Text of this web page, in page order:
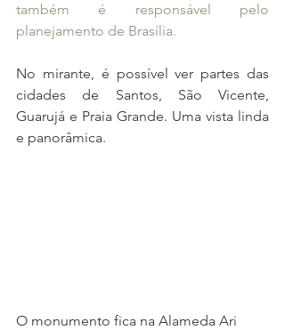
também é responsável pelo
planejamento de Brasília.
No mirante, é possível ver partes das
cidades de Santos, São Vicente,
Guarujá e Praia Grande. Uma vista linda
e panorâmica.
O monumento fica na Alameda Ari